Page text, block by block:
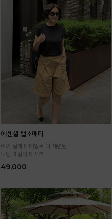
에센셜 캡소매티
어깨 절개 디테일로 더 세련된
모던 데일리 티셔츠
49,000